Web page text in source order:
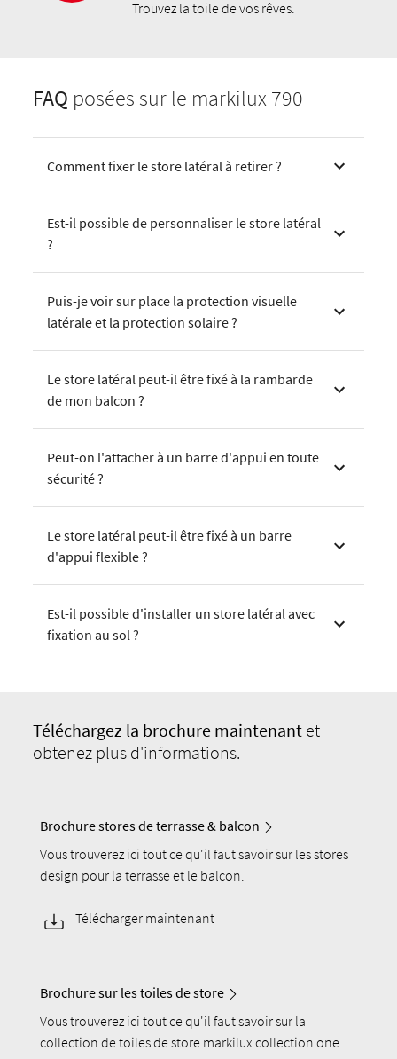
Trouvez la toile de vos rêves.
FAQ posées sur le markilux 790
Comment fixer le store latéral à retirer ?
Est-il possible de personnaliser le store latéral
?
Puis-je voir sur place la protection visuelle
latérale et la protection solaire ?
Le store latéral peut-il être fixé à la rambarde
de mon balcon ?
Peut-on l'attacher à un barre d'appui en toute
sécurité ?
Le store latéral peut-il être fixé à un barre
d'appui flexible ?
Est-il possible d'installer un store latéral avec
fixation au sol ?
Téléchargez la brochure maintenant et
obtenez plus d'informations.
Brochure stores de terrasse & balcon
Vous trouverez ici tout ce qu'il faut savoir sur les stores
design pour la terrasse et le balcon.
Télécharger maintenant
Brochure sur les toiles de store
Vous trouverez ici tout ce qu'il faut savoir sur la
collection de toiles de store markilux collection one.